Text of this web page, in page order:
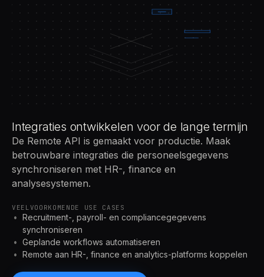
Integraties ontwikkelen voor de lange termijn
De Remote API is gemaakt voor productie. Maak
betrouwbare integraties die personeelsgegevens
synchroniseren met HR-, finance en
analysesystemen.
VEELVOORKOMENDE USE CASES
Recruitment-, payroll- en compliancegegevens
synchroniseren
Geplande workflows automatiseren
Remote aan HR-, finance en analytics-platforms koppelen